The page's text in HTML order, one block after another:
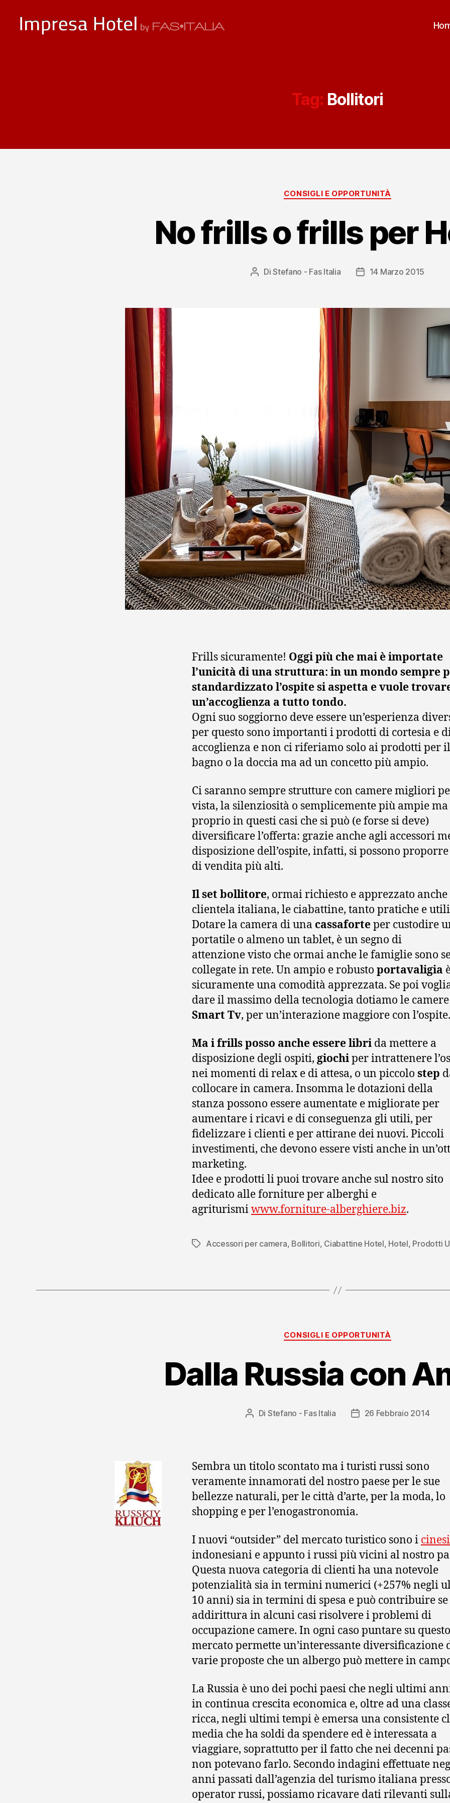
Tag: Bollitori
Categorie
CONSIGLI E OPPORTUNITÀ
No frills o frills per
Autore
DiStefano - Fas Italia
Data14 Marzo 2015
Frills sicuramente! Oggi più che mai è importate
l’unicità di una struttura: in un mondo sempre
standardizzato l’ospite si aspetta e vuole
un’accoglienza a tutto tondo.
Ogni suo soggiorno deve essere un’esperienza
per questo sono importanti i prodotti di cortesia e
accoglienza e non ci riferiamo solo ai prodotti per il
bagno o la doccia ma ad un concetto più ampio.
Ci saranno sempre strutture con camere migliori
vista, la silenziosità o semplicemente più ampie ma
proprio in questi casi che si può (e forse si deve)
diversificare l’offerta: grazie anche agli accessori
disposizione dell’ospite, infatti, si possono
di vendita più alti.
Il set bollitore, ormai richiesto e apprezzato
clientela italiana, le ciabattine, tanto pratiche e
Dotare la camera di una cassaforteper custodire
portatile o almeno un tablet, è un segno di
attenzione visto che ormai anche le famiglie sono
collegate in rete. Un ampio e robusto portavaligia
sicuramente una comodità apprezzata. Se poi
dare il massimo della tecnologia dotiamo le
Smart Tv, per un’interazione maggiore con l’ospite.
Ma i frills posso anche esserelibri da mettere a
disposizione degli ospiti, giochiper intrattenere
nei momenti di relax e di attesa, o un piccolo step
collocare in camera. Insomma le dotazioni della
stanza possono essere aumentate e migliorate per
aumentare i ricavi e di conseguenza gli utili, per
fidelizzare i clienti e per attirane dei nuovi. Piccoli
investimenti, che devono essere visti anche in
marketing.
Idee e prodotti li puoi trovare anche sul nostro sito
dedicato alle forniture per alberghi e
agriturismiwww.forniture-alberghiere.biz.
Tag Accessori per camera, Bollitori, Ciabattine Hotel, Hotel, Prodotti
Categorie
CONSIGLI E OPPORTUNITÀ
Dalla Russia con
Autore
Di Stefano - Fas Italia
Data26 Febbraio 2014
Sembra un titolo scontato ma i turisti russi sono
veramente innamorati del nostro paese per le sue
bellezze naturali, per le città d’arte, per la moda, lo
shopping e per l’enogastronomia.
I nuovi “outsider” del mercato turistico sono i cinesi
indonesiani e appunto i russi più vicini al nostro
Questa nuova categoria di clienti ha una notevole
potenzialità sia in termini numerici (+257% negli
10 anni) sia in termini di spesa e può contribuire
addirittura in alcuni casi risolvere i problemi di
occupazione camere. In ogni caso puntare su questo
mercato permette un’interessante diversificazione
varie proposte che un albergo può mettere in
La Russia è uno dei pochi paesi che negli ultimi
in continua crescita economica e, oltre ad una
ricca, negli ultimi tempi è emersa una consistente
media che ha soldi da spendere ed è interessata a
viaggiare, soprattutto per il fatto che nei decenni
non potevano farlo. Secondo indagini effettuate
anni passati dall’agenzia del turismo italiana
operator russi, possiamo ricavare dati rilevanti